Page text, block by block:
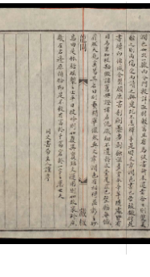
tinh hoa (q.01) 制藝
. Long Cương
viện Long Cương (của
cục (Thượng Hải). Đầu
gồm 22 quyển, đóng
hoàng bộ [古皇部]- Đế
bộ [國邑部].
văn bộ [天文部], Thời
君道], Thần đạo [神道], Phụ
友], Tông tộc [尊族])-
bộ [王侯部] (Phong kiến [封
[庶民部]- Văn học bộ [文
bộ [飲食部], Cung thất bộ [